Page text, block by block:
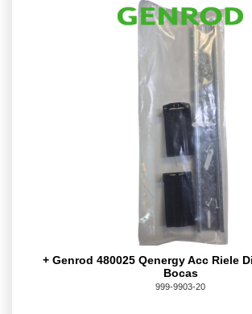
+ Genrod 480025 Qenergy Acc Riele
Bocas
999-9903-20